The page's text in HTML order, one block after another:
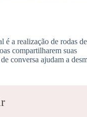
é a realização de rodas de
compartilharem suas
conversa ajudam a